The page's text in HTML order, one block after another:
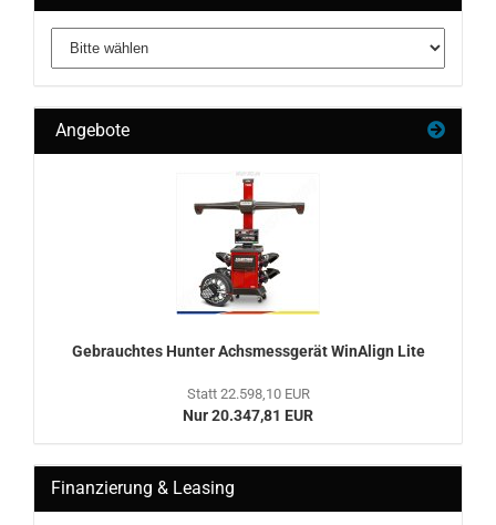
Angebote
Ge­brauch­tes Hun­ter Achs­mess­ge­rät Wi­nA­lign Lite
Statt 22.598,10 EUR
Nur 20.347,81 EUR
Finanzierung & Leasing